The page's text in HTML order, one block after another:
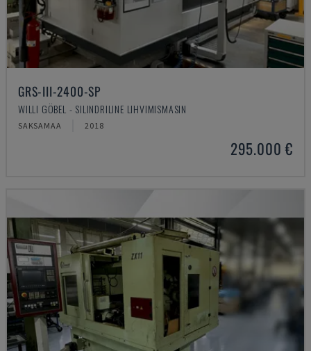
GRS-III-2400-SP
WILLI GÖBEL - SILINDRILINE LIHVIMISMASIN
SAKSAMAA 2018
295.000 €